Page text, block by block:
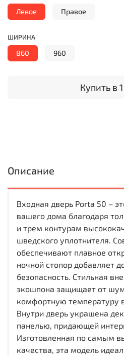
Купить в
Левое Правое
ШИРИНА
860 960
Описание
Входная дверь Porta 50 –
вашего дома благодаря
и трем контурам
шведского уплотнителя.
обеспечивают плавное
ночной стопор добавляет
безопасность. Стильная
экошпона защищает от
комфортную температуру
Внутри дверь украшена
панелью, придающей
Изготовленная по самым
качества, эта модель